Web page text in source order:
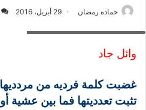
حماده رمضان 29 أبريل، 2016
وائل جاد
غضبت كلمة فرديه من
تثبت تعدديتها فما بين عشية